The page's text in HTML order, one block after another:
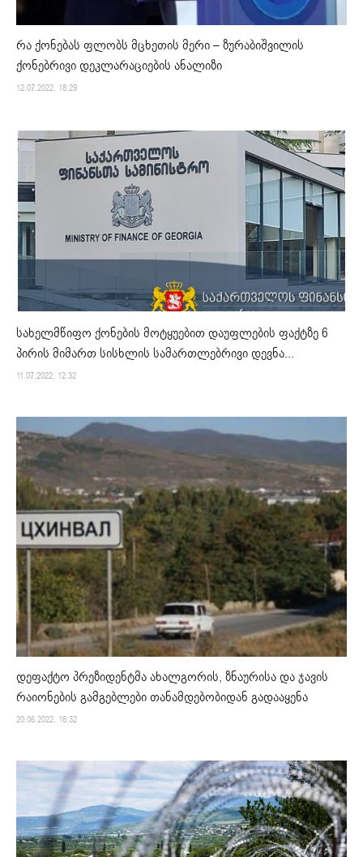
რა ქონებას ფლობს მცხეთის მერი – ზურაბიშვილის
ქონებრივი დეკლარაციების ანალიზი
12.07.2022. 18:29
სახელმწიფო ქონების მოტყუებით დაუფლების ფაქტზე 6
პირის მიმართ სისხლის სამართლებრივი დევნა...
11.07.2022. 12:32
დეფაქტო პრეზიდენტმა ახალგორის, ზნაურისა და ჯავის
რაიონების გამგებლები თანამდებობიდან გადააყენა
20.06.2022. 16:32